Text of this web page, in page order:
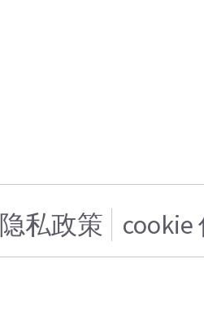
隐私政策 cookie